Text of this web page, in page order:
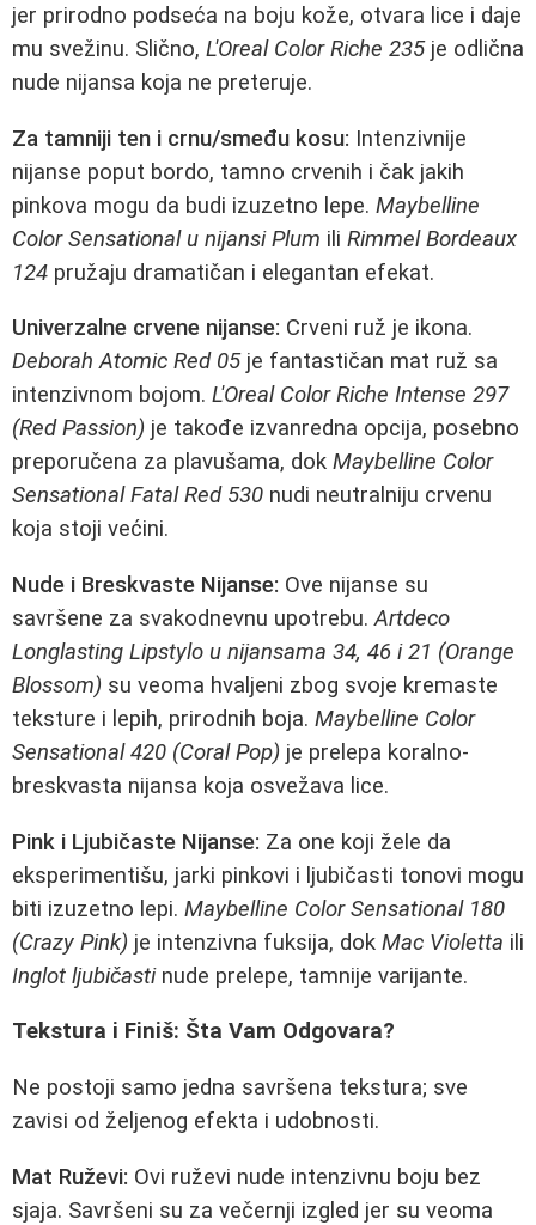
jer prirodno podseća na boju kože, otvara lice i daje
mu svežinu. Slično, L'Oreal Color Riche 235je odlična
nude nijansa koja ne preteruje.
Za tamniji ten i crnu/smeđu kosu: Intenzivnije
nijanse poput bordo, tamno crvenih i čak jakih
pinkova mogu da budi izuzetno lepe. Maybelline
Color Sensational u nijansi Plum ili Rimmel Bordeaux
124 pružaju dramatičan i elegantan efekat.
Univerzalne crvene nijanse: Crveni ruž je ikona.
Deborah Atomic Red 05je fantastičan mat ruž sa
intenzivnom bojom. L'Oreal Color Riche Intense 297
(Red Passion) je takođe izvanredna opcija, posebno
preporučena za plavušama, dok Maybelline Color
Sensational Fatal Red 530 nudi neutralniju crvenu
koja stoji većini.
Nude i Breskvaste Nijanse: Ove nijanse su
savršene za svakodnevnu upotrebu.Artdeco
Longlasting Lipstylo u nijansama 34, 46 i 21 (Orange
Blossom) su veoma hvaljeni zbog svoje kremaste
teksture i lepih, prirodnih boja. Maybelline Color
Sensational 420 (Coral Pop) je prelepa koralno-
breskvasta nijansa koja osvežava lice.
Pink i Ljubičaste Nijanse: Za one koji žele da
eksperimentišu, jarki pinkovi i ljubičasti tonovi mogu
biti izuzetno lepi. Maybelline Color Sensational 180
(Crazy Pink) je intenzivna fuksija, dok Mac Violetta ili
Inglot ljubičastinude prelepe, tamnije varijante.
Tekstura i Finiš: Šta Vam Odgovara?
Ne postoji samo jedna savršena tekstura; sve
zavisi od željenog efekta i udobnosti.
Mat Ruževi: Ovi ruževi nude intenzivnu boju bez
sjaja. Savršeni su za večernji izgled jer su veoma